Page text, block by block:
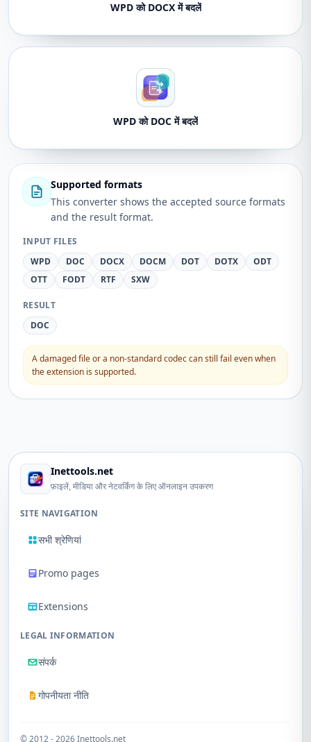
WPD को DOCX में बदलें
WPD को DOC में बदलें
Supported formats
This converter shows the accepted source formats
and the result format.
INPUT FILES
WPD
DOC DOCX DOCM DOT DOTX
ODT
OTT
FODT RTF SXW
RESULT
DOC
A damaged file or a non-standard codec can still fail even when
the extension is supported.
Inettools.net
फ़ाइलें, मीडिया और नेटवर्किंग के लिए ऑनलाइन उपकरण
SITE NAVIGATION
सभी श्रेणियां
Promo pages
Extensions
LEGAL INFORMATION
संपर्क
गोपनीयता नीति
© 2012 - 2026 Inettools.net